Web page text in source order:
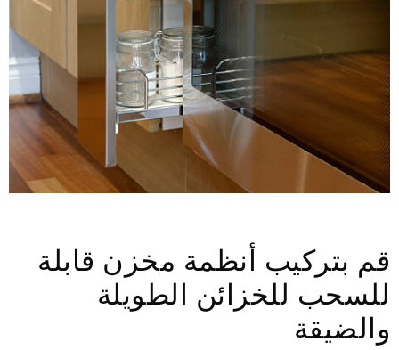
قم بتركيب أنظمة مخزن قابلة
للسحب للخزائن الطويلة
والضيقة